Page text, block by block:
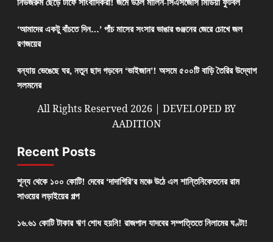
‘আমাদের একটু বাঁচতে দিন…’ পাঁচ মাসের সংসার ভাঙার গুঞ্জনের জেরে চোখে জল
রণজয়ের
বন্যায় ভেঙেছে ঘর, নতুন ছাদ গড়বেন ‘ভাইজান’! অসমে ৫০০টি বাড়ি তৈরির উদ্যোগ
সলমনের
All Rights Reserved 2026 | DEVELOPED BY
AADITION
Recent Posts
শূন্য থেকে ১০০ কোটি! দেবের ‘দাদাগিরি’র মঞ্চে উঠে এল শান্তিনিকেতনের রাম
সাওয়ের লড়াইয়ের গল্প
১৬.৬১ কোটি টাকার ঋণ শোধ হয়নি! রাজপাল যাদবের সম্পত্তিতে নিলামের ঘণ্টা!